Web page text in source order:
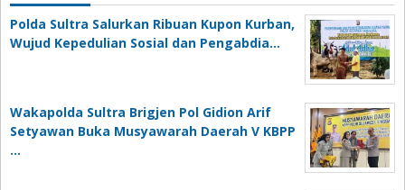
Polda Sultra Salurkan Ribuan Kupon Kurban,
Wujud Kepedulian Sosial dan Pengabdia…
Wakapolda Sultra Brigjen Pol Gidion Arif
Setyawan Buka Musyawarah Daerah V KBPP
…